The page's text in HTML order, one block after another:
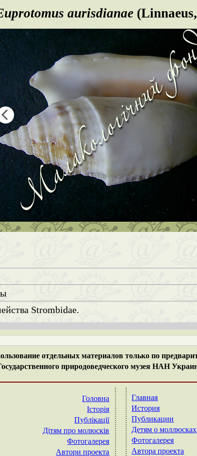
aurisdianae
Strombidae.
отдельных материалов только по
природоведческого музея НАН
Головна
Історія
Публікації
Дітям про молюсків
Фотогалерея
Автори проекта
Главная
История
Публикации
Детям о моллюсках
Фотогалерея
Автора проекта